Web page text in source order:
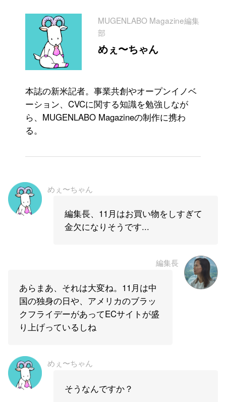
めぇ〜ちゃん
MUGENLABO Magazine編集
部
本誌の新米記者。事業共創やオープンイノベ
ーション、CVCに関する知識を勉強しなが
ら、MUGENLABO Magazineの制作に携わ
る。
めぇ〜ちゃん
編集長、11月はお買い物をしすぎて
金欠になりそうです...
編集長
あらまあ、それは大変ね。11月は中
国の独身の日や、アメリカのブラッ
クフライデーがあってECサイトが盛
り上げっているしね
めぇ〜ちゃん
そうなんですか？